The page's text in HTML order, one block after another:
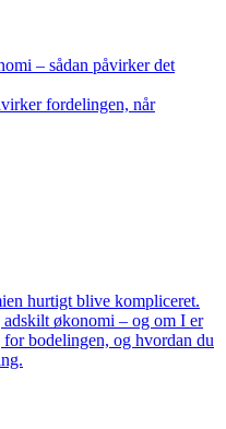
– sådan påvirker det
fordelingen, når
hurtigt blive kompliceret.
økonomi – og om I er
bodelingen, og hvordan du